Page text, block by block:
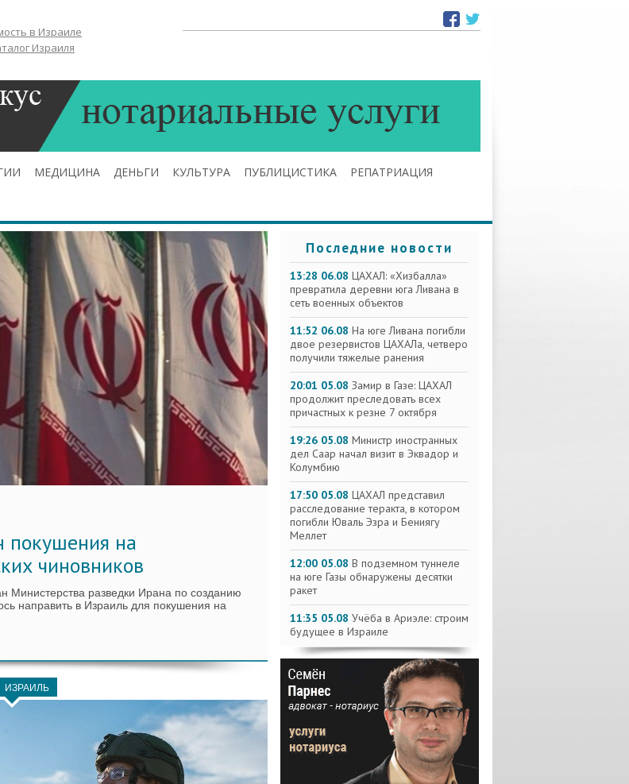
в Израиле
Израиля
МЕДИЦИНА ДЕНЬГИ КУЛЬТУРА ПУБЛИЦИСТИКА РЕПАТРИАЦИЯ
покушения на
чиновников
Министерства разведки Ирана по созданию
направить в Израиль для покушения на
ИЗРАИЛЬ
Последние новости
13:28 06.08 ЦАХАЛ: «Хизбалла»
превратила деревни юга Ливана в
сеть военных объектов
11:52 06.08 На юге Ливана погибли
двое резервистов ЦАХАЛа, четверо
получили тяжелые ранения
20:01 05.08 Замир в Газе: ЦАХАЛ
продолжит преследовать всех
причастных к резне 7 октября
19:26 05.08 Министр иностранных
дел Саар начал визит в Эквадор и
Колумбию
17:50 05.08 ЦАХАЛ представил
расследование теракта, в котором
погибли Юваль Эзра и Бениягу
Меллет
12:00 05.08 В подземном туннеле
на юге Газы обнаружены десятки
ракет
11:35 05.08 Учёба в Ариэле: строим
будущее в Израиле